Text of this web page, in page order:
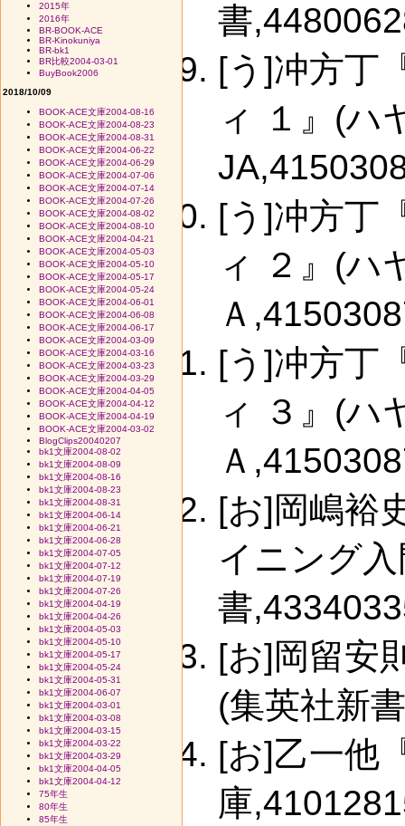
書
[う]冲方丁
ィ １』(ハ
[う]冲方丁
ィ ２』(ハ
Ａ
[う]冲方丁
ィ ３』(ハ
Ａ
[お]岡嶋裕
イニング
書
[お]岡留安
(集英社新
[お]乙一他
庫
2015年
2016年
BR-BOOK-ACE
BR-Kinokuniya
BR-bk1
BR比較2004-03-01
BuyBook2006
2018/10/09
BOOK-ACE文庫2004-08-16
BOOK-ACE文庫2004-08-23
BOOK-ACE文庫2004-08-31
BOOK-ACE文庫2004-06-22
BOOK-ACE文庫2004-06-29
BOOK-ACE文庫2004-07-06
BOOK-ACE文庫2004-07-14
BOOK-ACE文庫2004-07-26
BOOK-ACE文庫2004-08-02
BOOK-ACE文庫2004-08-10
BOOK-ACE文庫2004-04-21
BOOK-ACE文庫2004-05-03
BOOK-ACE文庫2004-05-10
BOOK-ACE文庫2004-05-17
BOOK-ACE文庫2004-05-24
BOOK-ACE文庫2004-06-01
BOOK-ACE文庫2004-06-08
BOOK-ACE文庫2004-06-17
BOOK-ACE文庫2004-03-09
BOOK-ACE文庫2004-03-16
BOOK-ACE文庫2004-03-23
BOOK-ACE文庫2004-03-29
BOOK-ACE文庫2004-04-05
BOOK-ACE文庫2004-04-12
BOOK-ACE文庫2004-04-19
BOOK-ACE文庫2004-03-02
BlogClips20040207
bk1文庫2004-08-02
bk1文庫2004-08-09
bk1文庫2004-08-16
bk1文庫2004-08-23
bk1文庫2004-08-31
bk1文庫2004-06-14
bk1文庫2004-06-21
bk1文庫2004-06-28
bk1文庫2004-07-05
bk1文庫2004-07-12
bk1文庫2004-07-19
bk1文庫2004-07-26
bk1文庫2004-04-19
bk1文庫2004-04-26
bk1文庫2004-05-03
bk1文庫2004-05-10
bk1文庫2004-05-17
bk1文庫2004-05-24
bk1文庫2004-05-31
bk1文庫2004-06-07
bk1文庫2004-03-01
bk1文庫2004-03-08
bk1文庫2004-03-15
bk1文庫2004-03-22
bk1文庫2004-03-29
bk1文庫2004-04-05
bk1文庫2004-04-12
75年生
80年生
85年生